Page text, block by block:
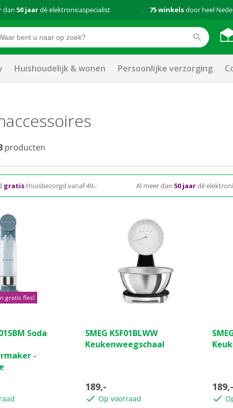
dan 50 jaardé elektronicaspecialist 75 winkelsdoor heel
Huishoudelijk & wonen Persoonlijke verzorging
producten
gratisthuisbezorgd vanaf 49,- Al meer dan 50 jaardé
gratis fles!
Soda
-
van
de
SMEG KSF01BLWW
Keukenweegschaal
189,-
Op voorraad
van
de
189,-